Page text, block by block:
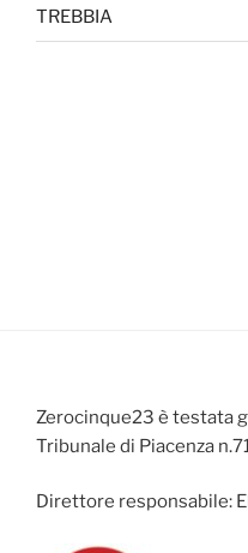
TREBBIA
Zerocinque23 è testata
Tribunale di Piacenza
Direttore responsabile: